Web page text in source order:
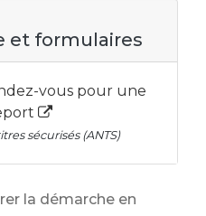
et formulaires
vous pour une
sécurisés (ANTS)
la démarche en